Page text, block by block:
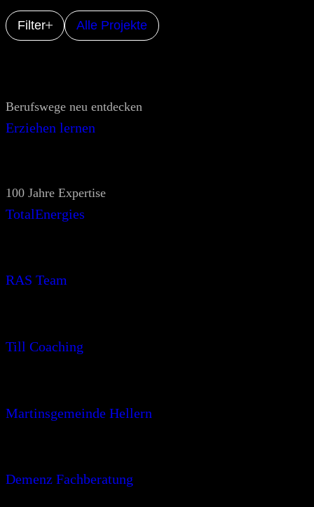
Filter Alle Projekte
Berufswege neu entdecken
Erziehen lernen
100 Jahre Expertise
TotalEnergies
RAS Team
Till Coaching
Martinsgemeinde Hellern
Demenz Fachberatung